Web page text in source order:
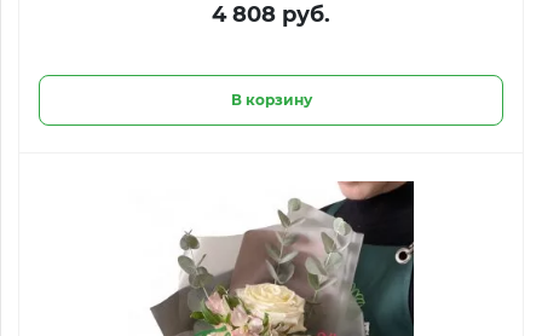
4 808 руб.
В корзину